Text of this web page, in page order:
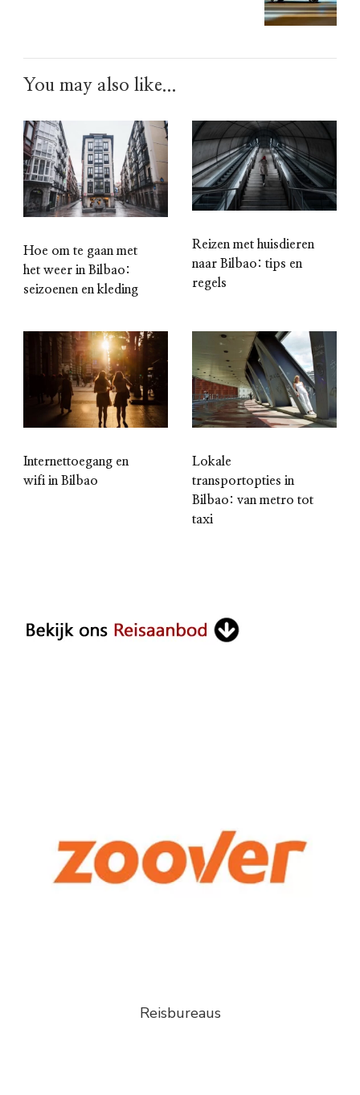
You may also like...
Hoe om te gaan met
het weer in Bilbao:
seizoenen en kleding
Reizen met huisdieren
naar Bilbao: tips en
regels
Internettoegang en
wifi in Bilbao
Lokale
transportopties in
Bilbao: van metro tot
taxi
Reisbureaus